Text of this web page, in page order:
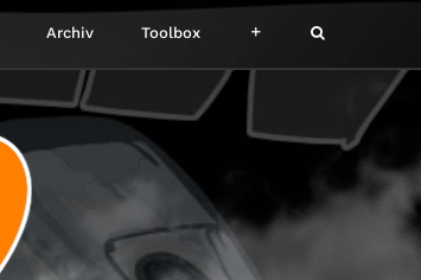
Archiv Toolbox